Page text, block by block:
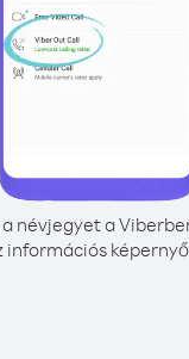
névjegyet a
információs